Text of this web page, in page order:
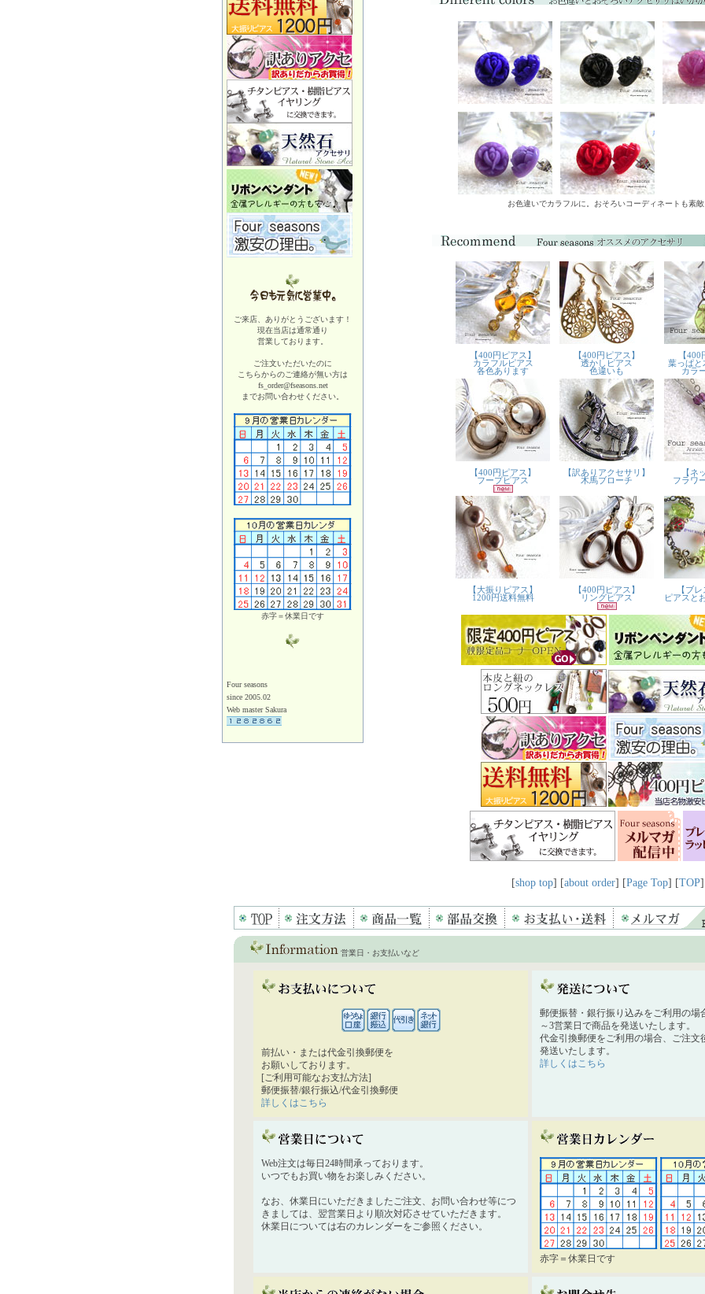
ご来店、ありがとうございます！
現在当店は通常通り
営業しております。
ご注文いただいたのに
こちらからのご連絡が無い方は
fs_order@fseasons.net
までお問い合わせください。
赤字＝休業日です
Four seasons
since 2005.02
Web master Sakura
お色違いでカラフルに。おそろいコーディネートも素敵
[shop top] [about order] [Page Top] [TOP]
営業日・お支払いなど
前払い・または代金引換郵便を
お願いしております。
[ご利用可能なお支払方法]
郵便振替/銀行振込/代金引換郵便
詳しくはこちら
郵便振替・銀行振り込みをご利用の場
～3営業日で商品を発送いたします。
代金引換郵便をご利用の場合、ご注文
発送いたします。
詳しくはこちら
Web注文は毎日24時間承っております。
いつでもお買い物をお楽しみください。
なお、休業日にいただきましたご注文、お問い合わせ等につ
きましては、翌営業日より順次対応させていただきます。
休業日については右のカレンダーをご参照ください。
赤字＝休業日です